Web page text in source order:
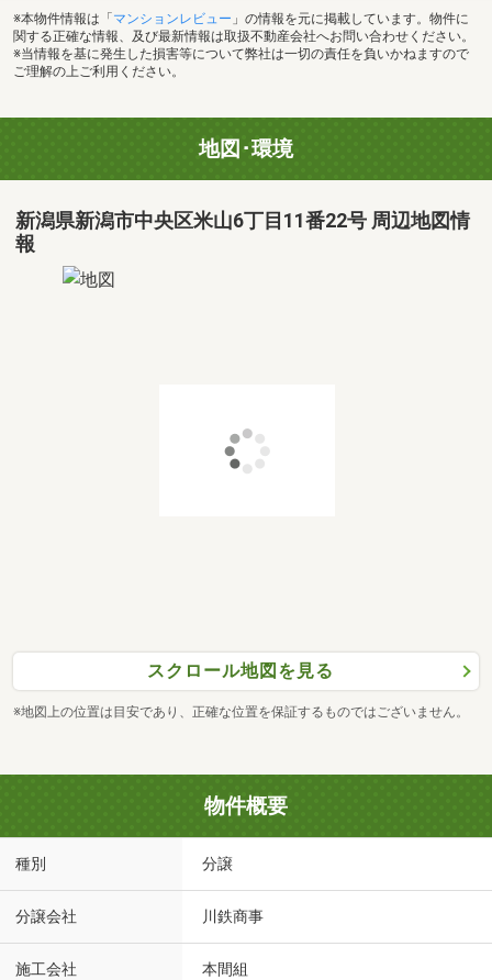
※本物件情報は「 マンションレビュー 」の情報を元に掲載しています。物件に
関する正確な情報、及び最新情報は取扱不動産会社へお問い合わせください。
※当情報を基に発生した損害等について弊社は一切の責任を負いかねますので
ご理解の上ご利用ください。
地図･環境
新潟県新潟市中央区米山6丁目11番22号 周辺地図情
報
スクロール地図を見る
※地図上の位置は目安であり、正確な位置を保証するものではございません。
物件概要
種別 分譲
分譲会社 川鉄商事
施工会社 本間組